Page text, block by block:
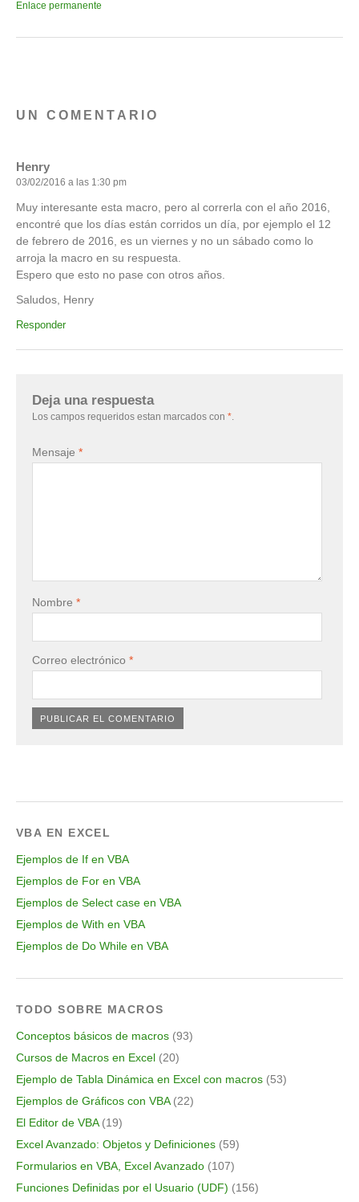
Enlace permanente
UN COMENTARIO
Henry
03/02/2016 a las 1:30 pm
Muy interesante esta macro, pero al correrla con el año 2016,
encontré que los días están corridos un día, por ejemplo el 12
de febrero de 2016, es un viernes y no un sábado como lo
arroja la macro en su respuesta.
Espero que esto no pase con otros años.
Saludos, Henry
Responder
Deja una respuesta
Los campos requeridos estan marcados con *
Mensaje *
Nombre *
Correo electrónico *
VBA EN EXCEL
Ejemplos de If en VBA
Ejemplos de For en VBA
Ejemplos de Select case en VBA
Ejemplos de With en VBA
Ejemplos de Do While en VBA
TODO SOBRE MACROS
Conceptos básicos de macros (93)
Cursos de Macros en Excel (20)
Ejemplo de Tabla Dinámica en Excel con macros (53)
Ejemplos de Gráficos con VBA(22)
El Editor de VBA(19)
Excel Avanzado: Objetos y Definiciones (59)
Formularios en VBA, Excel Avanzado (107)
Funciones Definidas por el Usuario (UDF) (156)